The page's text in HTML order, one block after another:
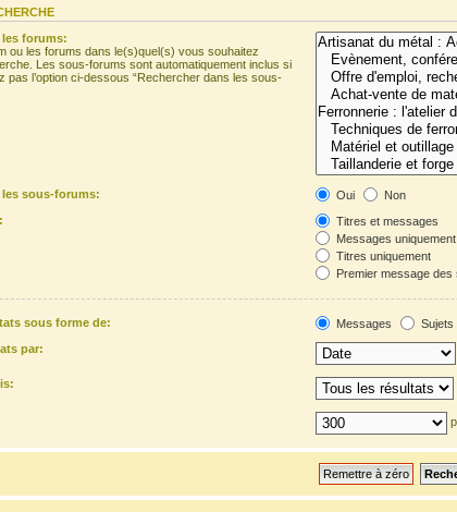
les forums:
ou les forums dans le(s)quel(s) vous souhaitez
Les sous-forums sont automatiquement inclus si
pas l’option ci-dessous “Rechercher dans les sous-
les sous-forums: Oui
Non
Titres et messages
Messages uniquement
Titres uniquement
Premier message des
sous forme de: Messages
Sujets
par: